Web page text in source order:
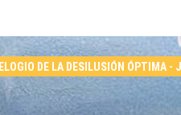
ELOGIO DE LA DESILUSIÓN ÓPTIMA -